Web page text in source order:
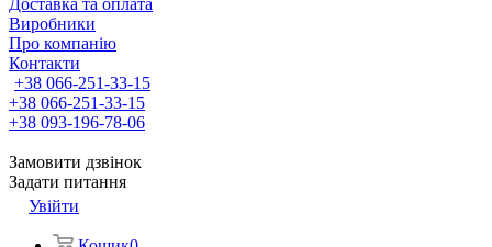
Доставка та оплата
Виробники
Про компанію
Контакти
+38 066-251-33-15
+38 066-251-33-15
+38 093-196-78-06
Замовити дзвінок
Задати питання
Увійти